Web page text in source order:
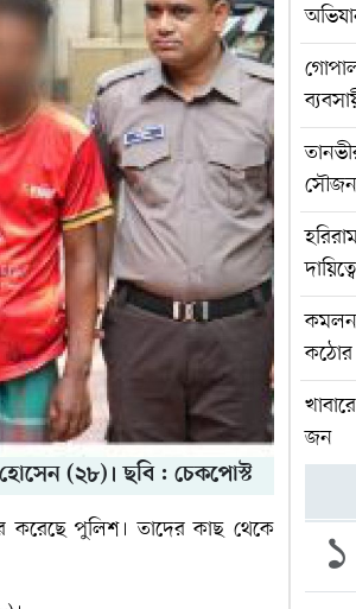
(২৮)। ছবি : চেকপোস্ট
করেছে পুলিশ। তাদের কাছ থেকে
কঠোর
জন
১